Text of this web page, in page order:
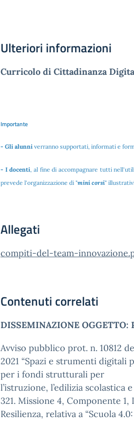
Ulteriori informazioni
Curricolo di Cittadinanza
Importante
- Gli alunni verranno supportati, informati e
- I docenti, al fine di accompagnare tutti
prevede l'organizzazione di "mini corsi"
Allegati
compiti-del-team-
Contenuti correlati
DISSEMINAZIONE
Avviso pubblico prot. n. 10812
2021 “Spazi e strumenti digitali
per i fondi strutturali per
l’istruzione, l’edilizia scolastica
321. Missione 4, Componente
Resilienza, relativa a “Scuola